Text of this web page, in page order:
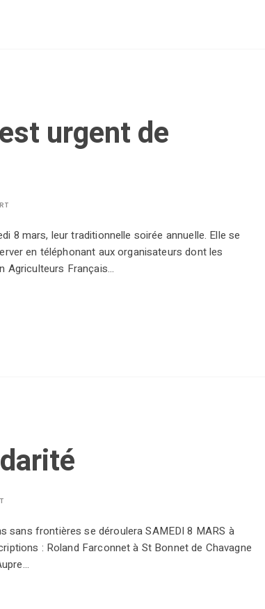
urgent de
8 mars, leur traditionnelle soirée annuelle. Elle se
en téléphonant aux organisateurs dont les
Agriculteurs Français…
sans frontières se déroulera SAMEDI 8 MARS à
: Roland Farconnet à St Bonnet de Chavagne